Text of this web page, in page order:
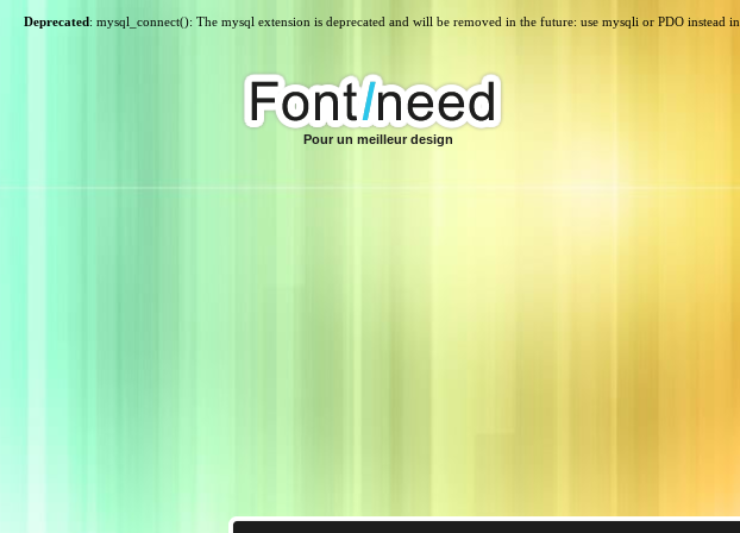
Deprecated: mysql_connect(): The mysql extension is deprecated and will be removed in the future: use mysqli or PDO instead in
Pour un meilleur design